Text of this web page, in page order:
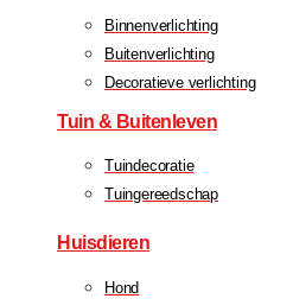
Binnenverlichting
Buitenverlichting
Decoratieve verlichting
Tuin & Buitenleven
Tuindecoratie
Tuingereedschap
Huisdieren
Hond